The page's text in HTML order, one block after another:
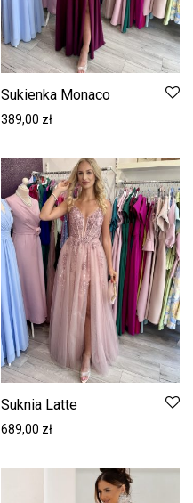
Sukienka Monaco
389,00 zł
Suknia Latte
689,00 zł